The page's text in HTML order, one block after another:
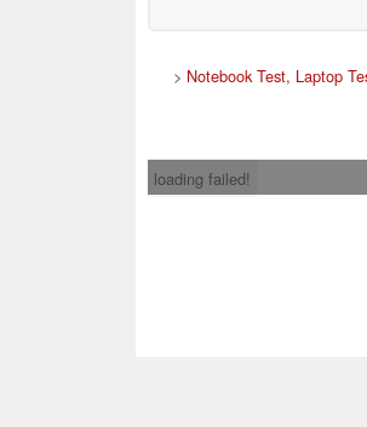
> Notebook Test, Laptop
loading failed!